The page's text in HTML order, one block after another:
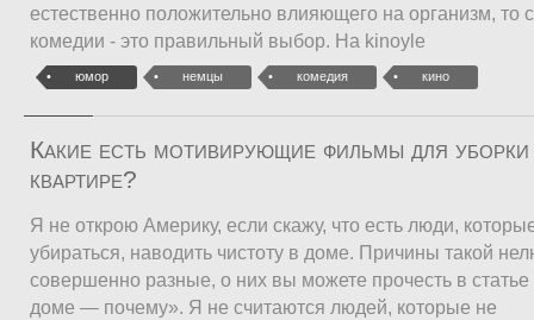
естественно положительно влияющего на организм,
комедии - это правильный выбор. На kinoyle
юмор немцы комедия кино
Какие есть мотивирующие фильмы для
квартире?
Я не открою Америку, если скажу, что есть люди,
убираться, наводить чистоту в доме. Причины такой
совершенно разные, о них вы можете прочесть в
доме — почему». Я не считаются людей, которые не